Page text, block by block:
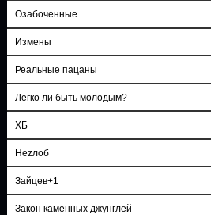
Озабоченные
Измены
Реальные пацаны
Легко ли быть молодым?
ХБ
Неzлоб
Зайцев+1
Закон каменных джунглей